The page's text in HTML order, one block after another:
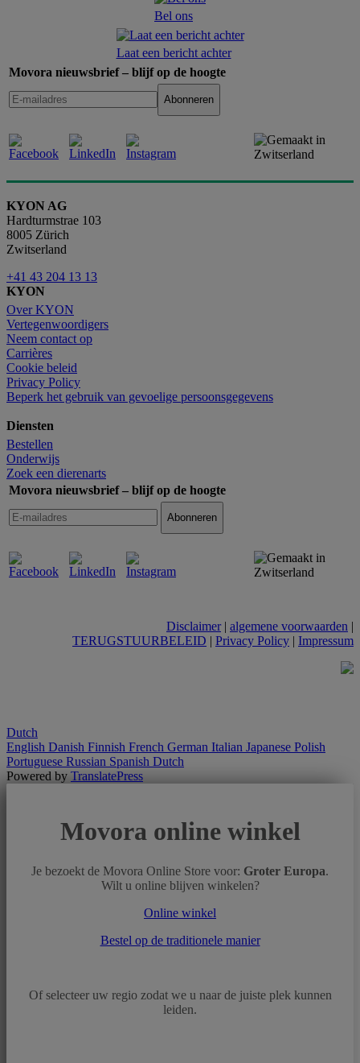
Bel ons
Laat een bericht achter
Movora nieuwsbrief – blijf op de hoogte
KYON AG
Hardturmstrae 103
8005 Zürich
Zwitserland
+41 43 204 13 13
KYON
Over KYON
Vertegenwoordigers
Neem contact op
Carrières
Cookie beleid
Privacy Policy
Beperk het gebruik van gevoelige persoonsgegevens
Diensten
Bestellen
Onderwijs
Zoek een dierenarts
Movora nieuwsbrief – blijf op de hoogte
Disclaimer| algemene voorwaarden |
TERUGSTUURBELEID | Privacy Policy | Impressum
Dutch
English Danish Finnish French German Italian Japanese Polish
Portuguese Russian Spanish Dutch
Powered by TranslatePress
Movora online winkel
Je bezoekt de Movora Online Store voor: Groter Europa.
Wilt u online blijven winkelen?
Online winkel
Bestel op de traditionele manier
Of selecteer uw regio zodat we u naar de juiste plek kunnen
leiden.